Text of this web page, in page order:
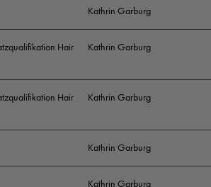
Kathrin Garburg
Hair
Kathrin Garburg
Hair
Kathrin Garburg
Kathrin Garburg
Kathrin Garburg